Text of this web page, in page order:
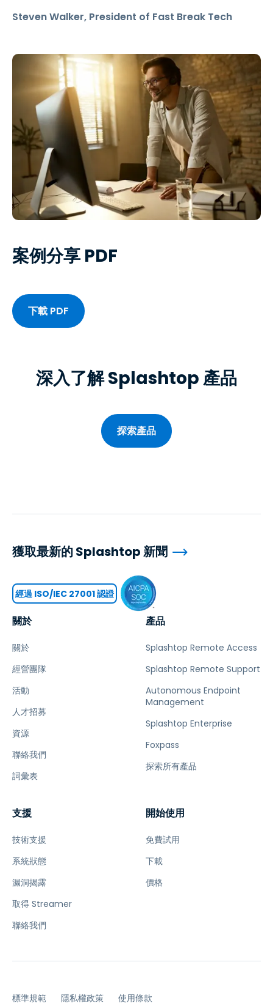
Steven Walker, President of Fast Break Tech
案例分享 PDF
下載 PDF
深入了解 Splashtop 產品
探索產品
關於
關於
經營團隊
活動
人才招募
資源
聯絡我們
詞彙表
產品
Splashtop Remote Access
Splashtop Remote Support
Autonomous Endpoint
Management
Splashtop Enterprise
Foxpass
探索所有產品
支援
技術支援
系統狀態
漏洞揭露
取得 Streamer
聯絡我們
開始使用
免費試用
下載
價格
獲取最新的 Splashtop 新聞
經過 ISO/IEC 27001 認證
標準規範 隱私權政策 使用條款